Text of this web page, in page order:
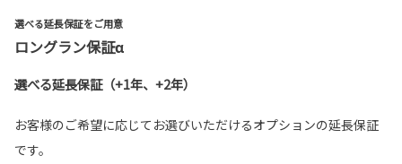
選べる延長保証をご用意
ロングラン保証α
選べる延長保証（+1年、+2年）
お客様のご希望に応じてお選びいただけるオプションの延長保証
です。